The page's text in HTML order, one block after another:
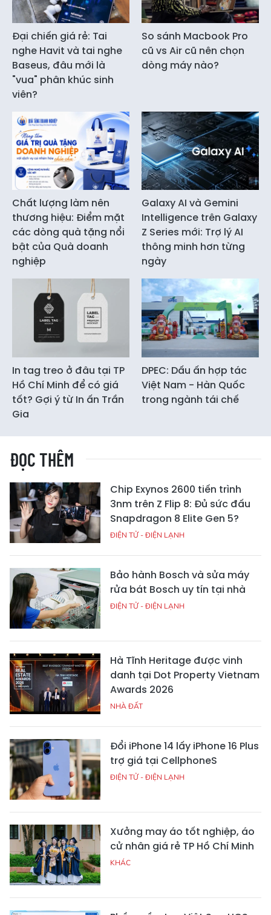
Đại chiến giá rẻ: Tai
nghe Havit và tai nghe
Baseus, đâu mới là
"vua" phân khúc sinh
viên?
So sánh Macbook Pro
cũ vs Air cũ nên chọn
dòng máy nào?
Chất lượng làm nên
thương hiệu: Điểm mặt
các dòng quà tặng nổi
bật của Quà doanh
nghiệp
Galaxy AI và Gemini
Intelligence trên Galaxy
Z Series mới: Trợ lý AI
thông minh hơn từng
ngày
In tag treo ở đâu tại TP
Hồ Chí Minh để có giá
tốt? Gợi ý từ In ấn Trần
Gia
DPEC: Dấu ấn hợp tác
Việt Nam - Hàn Quốc
trong ngành tái chế
ĐỌC THÊM
Chip Exynos 2600 tiến trình
3nm trên Z Flip 8: Đủ sức đấu
Snapdragon 8 Elite Gen 5?
ĐIỆN TỬ - ĐIỆN LẠNH
Bảo hành Bosch và sửa máy
rửa bát Bosch uy tín tại nhà
ĐIỆN TỬ - ĐIỆN LẠNH
Hà Tĩnh Heritage được vinh
danh tại Dot Property Vietnam
Awards 2026
NHÀ ĐẤT
Đổi iPhone 14 lấy iPhone 16 Plus
trợ giá tại CellphoneS
ĐIỆN TỬ - ĐIỆN LẠNH
Xưởng may áo tốt nghiệp, áo
cử nhân giá rẻ TP Hồ Chí Minh
KHÁC